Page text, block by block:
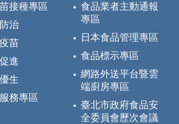
接種專區
治
苗
進
生
務專區
食品業者主動通報
專區
日本食品管理專區
食品標示專區
網路外送平台暨雲
端廚房專區
臺北市政府食品安
全委員會歷次會議